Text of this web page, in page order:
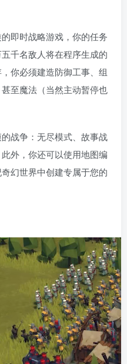
即时战略游戏，你的任务
千名敌人将在程序生成的
你必须建造防御工事、组
至魔法（当然主动暂停也
战争：无尽模式、故事战
外，你还可以使用地图编
幻世界中创建专属于您的